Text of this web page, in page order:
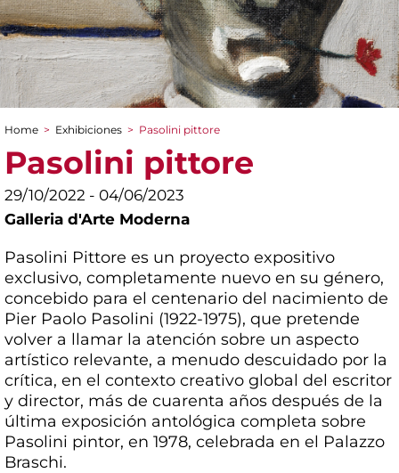
You are here
Home > Exhibiciones > Pasolini pittore
Pasolini pittore
29/10/2022 - 04/06/2023
Galleria d'Arte Moderna
Pasolini Pittore es un proyecto expositivo
exclusivo, completamente nuevo en su género,
concebido para el centenario del nacimiento de
Pier Paolo Pasolini (1922-1975), que pretende
volver a llamar la atención sobre un aspecto
artístico relevante, a menudo descuidado por la
crítica, en el contexto creativo global del escritor
y director, más de cuarenta años después de la
última exposición antológica completa sobre
Pasolini pintor, en 1978, celebrada en el Palazzo
Braschi.